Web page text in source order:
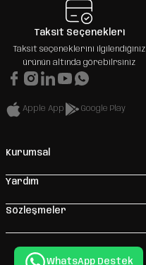
Taksit Seçenekleri
Taksit seçeneklerini ilgilendiğiniz
ürünün altında görebilrsiniz
Apple App Google Play
Kurumsal
Yardım
Sözleşmeler
WhatsApp Destek